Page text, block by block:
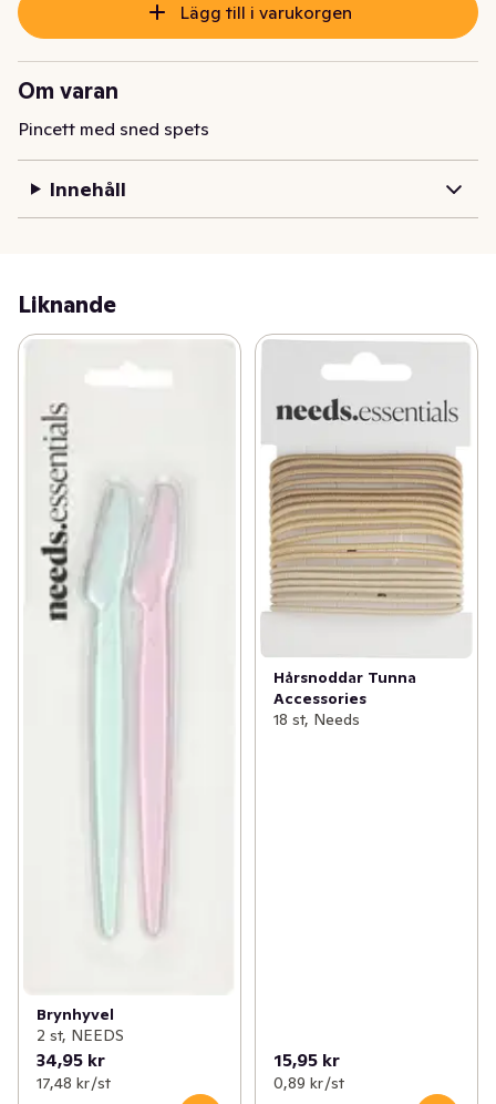
Lägg till i varukorgen
Om varan
Pincett med sned spets
Innehåll
Liknande
Brynhyvel
2 st, NEEDS
34,95 kr
17,48 kr /st
Hårsnoddar Tunna
Accessories
18 st, Needs
15,95 kr
0,89 kr /st